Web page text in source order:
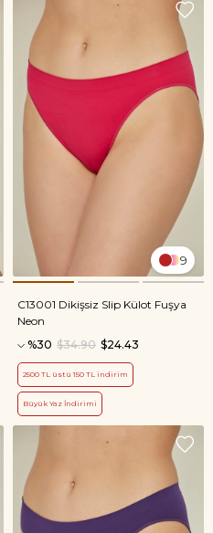
9
C13001 Dikişsiz Slip Külot Fuşya
Neon
%30
$24.43
$34.90
2500 TL üstü 150 TL indirim
Büyük Yaz İndirimi